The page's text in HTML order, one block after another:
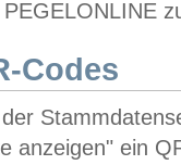
Codes
anzeigen" ein